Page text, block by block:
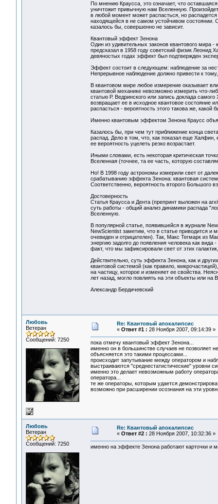
По мнению Краусса, это означает, что
уничтожит привычную нам Вселенную.
в любой момент может распасться, но
находящейся в не самом устойчивом состоянии.
казалось бы, совершенно не зависит.
Квантовый эффект Зенона
Один из удивительных законов квантового мира
предсказал в 1958 году советский физик
девяностых годах эффект был подтвержден
Эффект состоит в следующем: наблюдение за
Непрерывное наблюдение должно привести к
В квантовом мире любое измерение оказывает
квантовой механике невозможно измерить что-
статью Р. Ведринского или запись доклада
возвращает ее в исходное квантовое состояние
распасться - вероятность этого такова же, какой
Именно квантовым эффектом Зенона Краусс
Казалось бы, при чем тут приближение конца
распад. Дело в том, что, как показал еще Халфин,
ее вероятность уцелеть резко возрастает.
Иными словами, есть некоторая критическая
Вселенная (точнее, та ее часть, которую
Но! В 1998 году астрономы измерили свет от
срабатыванию эффекта Зенона: квантовая
Соответственно, вероятность второго Большого
Достоверность
Статья Краусса и Дента (препринт выложен на
суть работы - общий анализ динамики распада
Вселенную.
В популярной статье, появившейся в журнале
NewScientist заметим, что в статье приводится и
очевиден и отрицателен). Так, Макс Тегмарк из
энергию задолго до появления человека как
факт, что мы зафиксировали свет от этих
Действительно, суть эффекта Зенона, как и
квантовой системой (как правило,
на частицу, которое и изменяет ее свойства.
лет назад, могло повлиять на эти объекты или на
Александр Бердичевский
Любовь
Ветеран
Сообщений: 7250
Re: Квантовый апокалипсис
« Ответ #1 : 28 Ноября 2007, 09:14:39 »
пока отмечу квантовый эффект Зенона...
именно он в большинстве случаев не позволяет
объясняется это такими процессами...
происходит запутывание между оператором и
выстраиваются "среднестатистические" уровни
именно это делает невозможным работу
оператора...
те же операторы, которым удается
возможно при расширении осознания на эти
Любовь
Ветеран
Сообщений: 7250
Re: Квантовый апокалипсис
« Ответ #2 : 28 Ноября 2007, 10:32:36 »
именно на эффекте Зенона работают карточки и